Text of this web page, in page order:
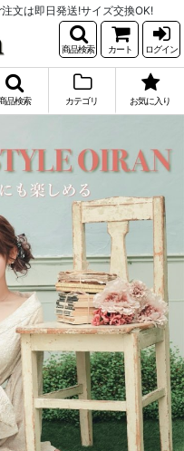
文は即日発送!サイズ交換OK!
商品検索 カート ログイン
品検索 カテゴリ お気に入り